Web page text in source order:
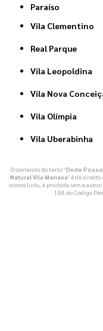
Paraíso
Vila Clementino
Real Parque
Vila Leopoldina
Vila Nova
Vila Olímpia
Vila Uberabinha
O conteúdo do texto "Onde
Natural Vila Mariana" é de direito
nossos links, é proibida sem a
184 do Código